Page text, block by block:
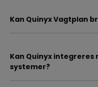
Kan Quinyx Vagtplan
Kan Quinyx integreres
systemer?